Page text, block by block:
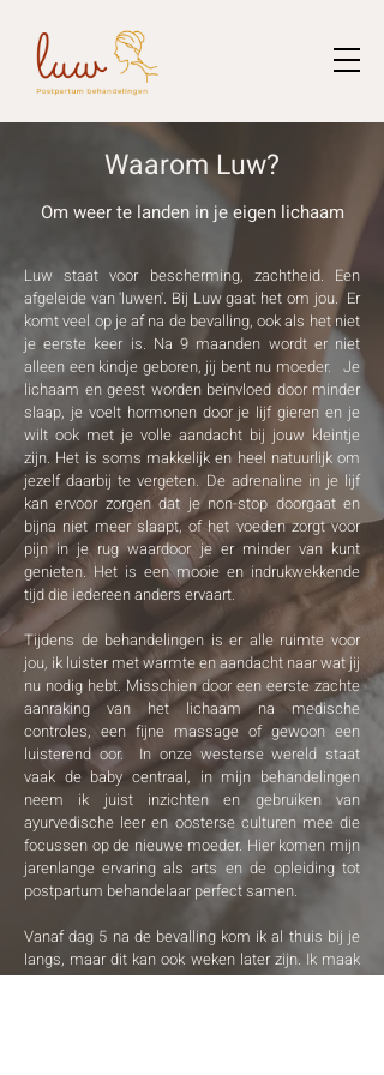
Waarom Luw?
Om weer te landenin je eigen lichaam
Luw staat voor bescherming, zachtheid. Een
afgeleide van 'luwen'. Bij Luw gaat het om jou. Er
komt veel op je af na de bevalling, ook als het niet
je eerste keer is. Na 9 maanden wordt er niet
alleen een kindje geboren, jij bent nu moeder. Je
lichaam en geest worden beïnvloed door minder
slaap, je voelt hormonen door je lijf gieren en je
wilt ook met je volle aandacht bij jouw kleintje
zijn. Het is soms makkelijk en heel natuurlijk om
jezelf daarbij te vergeten. De adrenaline in je lijf
kan ervoor zorgen dat je non-stop doorgaat en
bijna niet meer slaapt, of het voeden zorgt voor
pijn in je rug waardoor je er minder van kunt
genieten. Het is een mooie en indrukwekkende
tijd die iedereen anders ervaart.
Tijdens de behandelingen is er alle ruimte voor
jou, ik luister met warmte en aandacht naar wat jij
nu nodig hebt. Misschien door een eerste zachte
aanraking van het lichaam na medische
controles, een fijne massage of gewoon een
luisterend oor. In onze westerse wereld staat
vaak de baby centraal, in mijn behandelingen
neem ik juist inzichten en gebruiken van
ayurvedische leer en oosterse culturen mee die
focussen op de nieuwe moeder. Hier komen mijn
jarenlange ervaring als arts en de opleiding tot
postpartum behandelaar perfect samen. ​
Vanaf dag 5 na de bevalling kom ik al thuis bij je
langs, maar dit kan ook weken later zijn. Ik maak
graag eerst even telefonisch/whatsapp kennis